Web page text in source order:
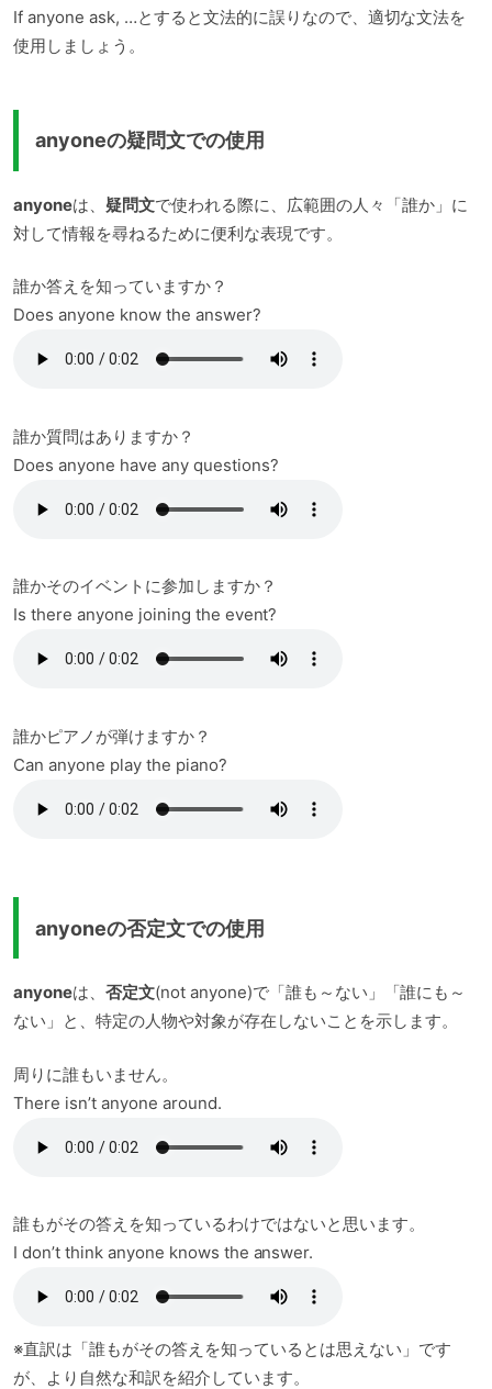
If anyone ask, …とすると文法的に誤りなので、適切な文法を
使用しましょう。
anyoneの疑問文での使用
anyoneは、 疑問文で使われる際に、広範囲の人々「誰か」に
対して情報を尋ねるために便利な表現です。
誰か答えを知っていますか？
Does anyone know the answer?
誰か質問はありますか？
Does anyone have any questions?
誰かそのイベントに参加しますか？
Is there anyone joining the event?
誰かピアノが弾けますか？
Can anyone play the piano?
anyoneの否定文での使用
anyoneは、 否定文(not anyone)で「誰も～ない」「誰にも～
ない」と、特定の人物や対象が存在しないことを示します。
周りに誰もいません。
There isn’t anyone around.
誰もがその答えを知っているわけではないと思います。
I don’t think anyone knows the answer.
※直訳は「誰もがその答えを知っているとは思えない」です
が、より自然な和訳を紹介しています。